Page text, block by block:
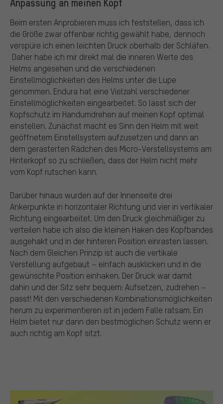
Beim ersten Anprobieren muss ich feststellen, dass ich
die Größe zwar offenbar richtig gewählt habe, dennoch
verspüre ich einen leichten Druck oberhalb der Schläfen.
Daher habe ich mir direkt mal die inneren Werte des
Helms angesehen und die verschiedenen
Einstellmöglichkeiten des Helms unter die Lupe
genommen. Endura hat eine Vielzahl verschiedener
Einstellmöglichkeiten eingearbeitet. So lässt sich der
Kopfschutz im Handumdrehen auf meinen Kopf optimal
einstellen. Zunächst macht es Sinn den Helm mit weit
geöffnetem Einstellsystem aufzusetzen und dann an
dem gerasterten Rädchen des Micro-Verstellsystems am
Hinterkopf so zu schließen, dass der Helm nicht mehr
vom Kopf rutschen kann.
Darüber hinaus wurden auf der Innenseite drei
Ankerpunkte in horizontaler Richtung und vier in vertikaler
Richtung eingearbeitet. Um den Druck gleichmäßiger zu
verteilen habe ich also die kleinen Haken des Kopfbandes
ausgehakt und in der hinteren Position einrasten lassen.
Nach dem Gleichen Prinzip ist auch die vertikale
Verstellung aufgebaut – einfach ausklicken und in die
gewünschte Position einhaken. Der Druck war damit
dahin und der Sitz sehr bequem: Aufsetzen, zudrehen –
passt! Mit den verschiedenen Kombinationsmöglichkeiten
herum zu experimentieren ist in jedem Falle ratsam. Ein
Helm bietet nur dann den bestmöglichen Schutz wenn er
auch richtig am Kopf sitzt.